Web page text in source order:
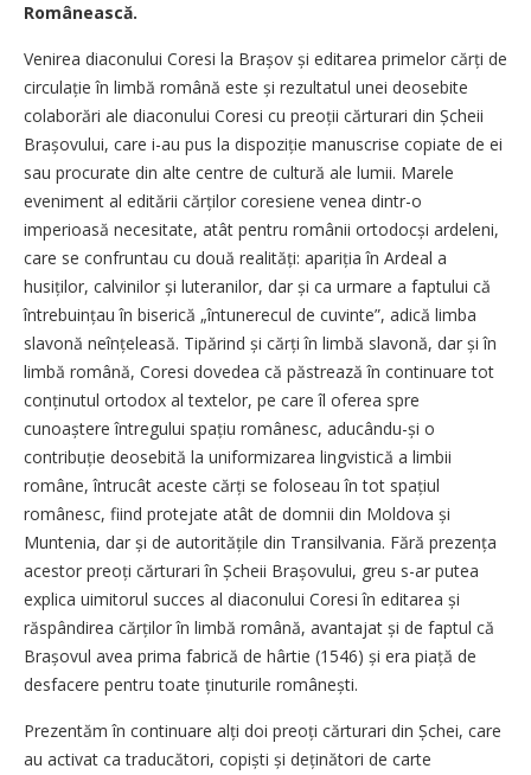
Românească.
Venirea diaconului Coresi la Brașov și editarea primelor cărți de
circulație în limbă română este și rezultatul unei deosebite
colaborări ale diaconului Coresi cu preoții cărturari din Șcheii
Brașovului, care i-au pus la dispoziție manuscrise copiate de ei
sau procurate din alte centre de cultură ale lumii. Marele
eveniment al editării cărților coresiene venea dintr-o
imperioasă necesitate, atât pentru românii ortodocși ardeleni,
care se confruntau cu două realități: apariția în Ardeal a
husiților, calvinilor și luteranilor, dar și ca urmare a faptului că
întrebuințau în biserică „întunerecul de cuvinte”, adică limba
slavonă neînțeleasă. Tipărind și cărți în limbă slavonă, dar și în
limbă română, Coresi dovedea că păstrează în continuare tot
conținutul ortodox al textelor, pe care îl oferea spre
cunoaștere întregului spațiu românesc, aducându-și o
contribuție deosebită la uniformizarea lingvistică a limbii
române, întrucât aceste cărți se foloseau în tot spațiul
românesc, fiind protejate atât de domnii din Moldova și
Muntenia, dar și de autoritățile din Transilvania. Fără prezența
acestor preoți cărturari în Șcheii Brașovului, greu s-ar putea
explica uimitorul succes al diaconului Coresi în editarea și
răspândirea cărților în limbă română, avantajat și de faptul că
Brașovul avea prima fabrică de hârtie (1546) și era piață de
desfacere pentru toate ținuturile românești.
Prezentăm în continuare alți doi preoți cărturari din Șchei, care
au activat ca traducători, copiști și deținători de carte